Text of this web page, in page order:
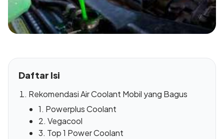
Daftar Isi
Rekomendasi Air Coolant Mobil yang Bagus
1. Powerplus Coolant
2. Vegacool
3. Top 1 Power Coolant